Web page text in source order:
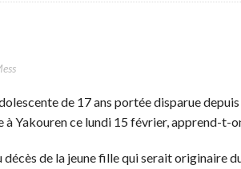
de 17 ans portée disparue
Yakouren ce lundi 15 février, apprend-t-
décès de la jeune fille qui serait originaire